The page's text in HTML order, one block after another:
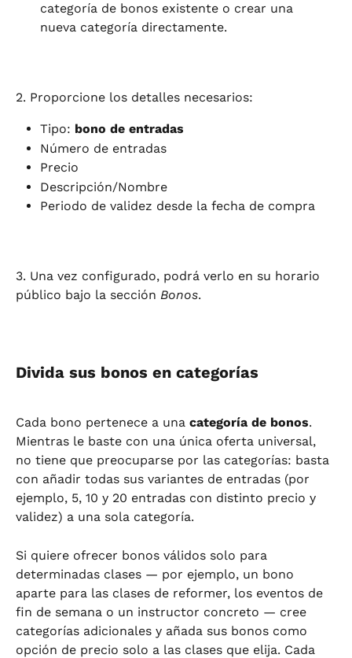
categoría de bonos existente o crear una
nueva categoría directamente.
2. Proporcione los detalles necesarios:
Tipo: bono de entradas
Número de entradas
Precio
Descripción/Nombre
Periodo de validez desde la fecha de compra
3. Una vez configurado, podrá verlo en su horario
público bajo la sección Bonos.
Divida sus bonos en categorías
Cada bono pertenece a una categoría de bonos.
Mientras le baste con una única oferta universal,
no tiene que preocuparse por las categorías: basta
con añadir todas sus variantes de entradas (por
ejemplo, 5, 10 y 20 entradas con distinto precio y
validez) a una sola categoría.
Si quiere ofrecer bonos válidos solo para
determinadas clases — por ejemplo, un bono
aparte para las clases de reformer, los eventos de
fin de semana o un instructor concreto — cree
categorías adicionales y añada sus bonos como
opción de precio solo a las clases que elija. Cada